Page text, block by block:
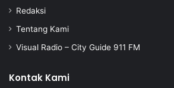
Redaksi
Tentang Kami
Visual Radio – City Guide 911 FM
Kontak Kami